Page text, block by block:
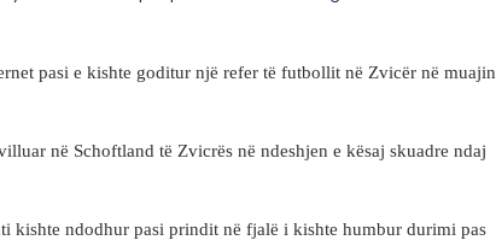
pasi e kishte goditur një refer të futbollit në Zvicër në muajin
në Schoftland të Zvicrës në ndeshjen e kësaj skuadre ndaj
kishte ndodhur pasi prindit në fjalë i kishte humbur durimi pas